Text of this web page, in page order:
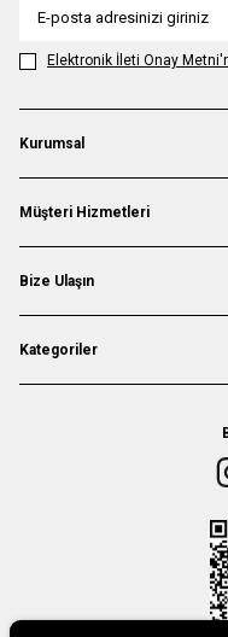
Elektronik İleti Onay
Kurumsal
Müşteri Hizmetleri
Bize Ulaşın
Kategoriler